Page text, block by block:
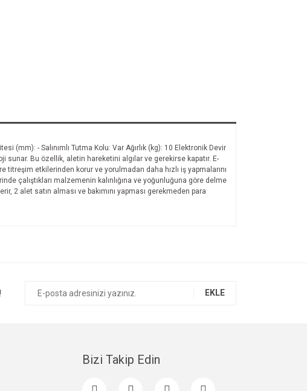
(mm): - Salınımlı Tutma Kolu: Var Ağırlık (kg): 10 Elektronik Devir
sunar. Bu özellik, aletin hareketini algılar ve gerekirse kapatır. E-
titreşim etkilerinden korur ve yorulmadan daha hızlı iş yapmalarını
çalıştıkları malzemenin kalınlığına ve yoğunluğuna göre delme
2 alet satın alması ve bakımını yapması gerekmeden para
EKLE
Bizi Takip Edin